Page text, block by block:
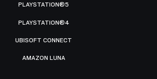
PLAYSTATION®5
PLAYSTATION®4
UBISOFT CONNECT
AMAZON LUNA